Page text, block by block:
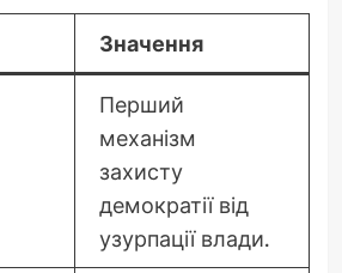
Значення
Перший
механізм
захисту
демократії від
узурпації влади.